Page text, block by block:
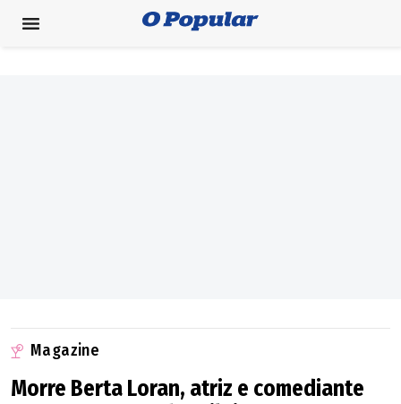
Magazine
Morre Berta Loran, atriz e comediante